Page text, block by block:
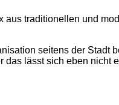
traditionellen und
seitens der Stadt
das lässt sich eben